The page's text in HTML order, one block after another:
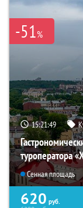
-51%
15:21:48
туроператора
Сенная площадь
620 руб.